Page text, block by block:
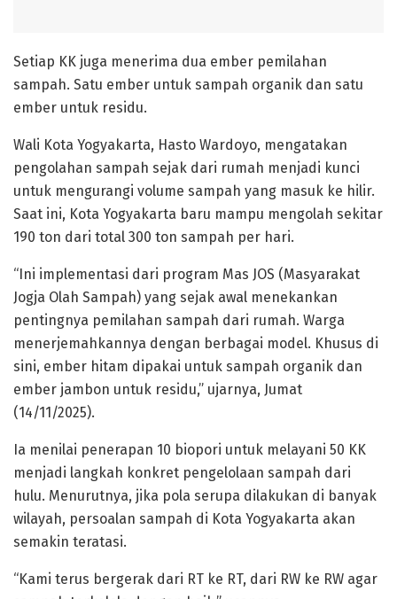
Setiap KK juga menerima dua ember pemilahan
sampah. Satu ember untuk sampah organik dan satu
ember untuk residu.
Wali Kota Yogyakarta, Hasto Wardoyo, mengatakan
pengolahan sampah sejak dari rumah menjadi kunci
untuk mengurangi volume sampah yang masuk ke hilir.
Saat ini, Kota Yogyakarta baru mampu mengolah sekitar
190 ton dari total 300 ton sampah per hari.
“Ini implementasi dari program Mas JOS (Masyarakat
Jogja Olah Sampah) yang sejak awal menekankan
pentingnya pemilahan sampah dari rumah. Warga
menerjemahkannya dengan berbagai model. Khusus di
sini, ember hitam dipakai untuk sampah organik dan
ember jambon untuk residu,” ujarnya, Jumat
(14/11/2025).
Ia menilai penerapan 10 biopori untuk melayani 50 KK
menjadi langkah konkret pengelolaan sampah dari
hulu. Menurutnya, jika pola serupa dilakukan di banyak
wilayah, persoalan sampah di Kota Yogyakarta akan
semakin teratasi.
“Kami terus bergerak dari RT ke RT, dari RW ke RW agar